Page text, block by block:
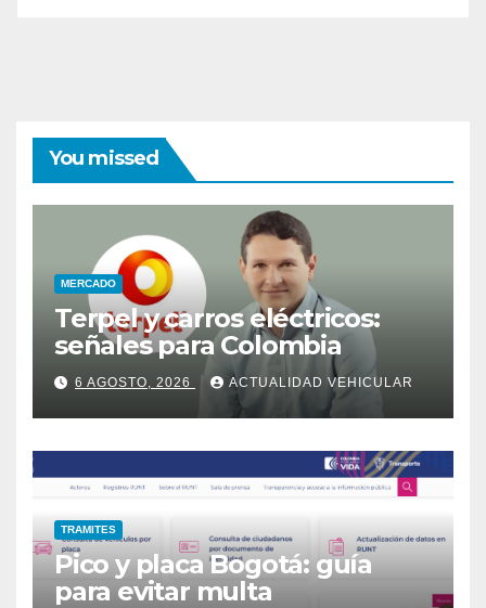
You missed
MERCADO
Terpel y carros eléctricos:
señales para Colombia
6 AGOSTO, 2026 ACTUALIDAD VEHICULAR
TRAMITES
Pico y placa Bogotá: guía
para evitar multa